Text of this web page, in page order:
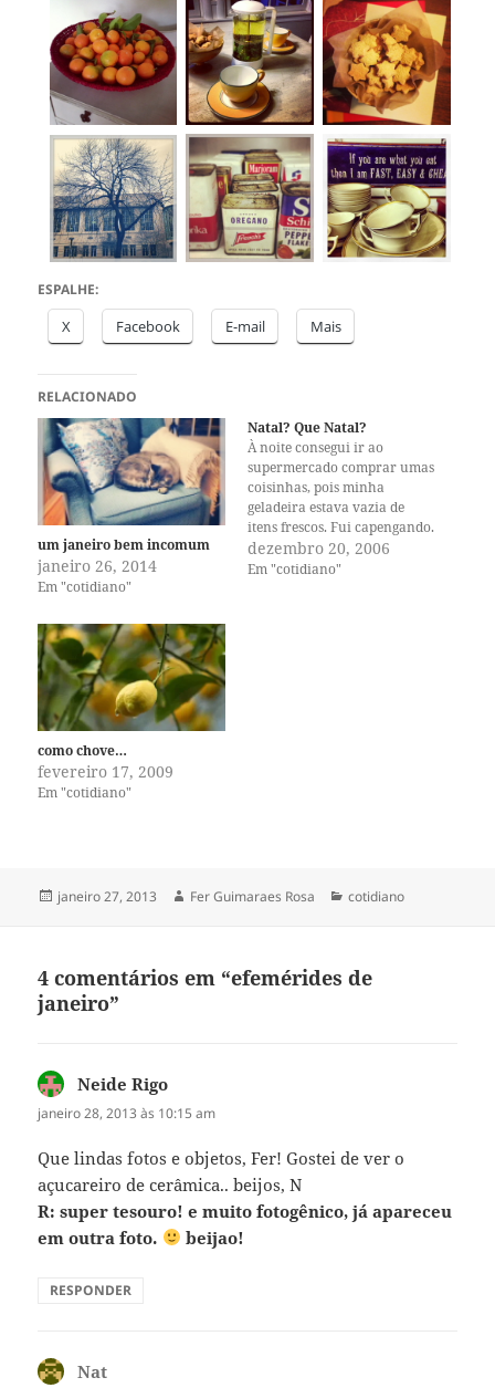
ESPALHE:
X Facebook E-mail Mais
RELACIONADO
um janeiro bem incomum
janeiro 26, 2014
Em "cotidiano"
Natal? Que Natal?
À noite consegui ir ao
supermercado comprar umas
coisinhas, pois minha
geladeira estava vazia de
itens frescos. Fui capengando.
Chega quatro da tarde meus
olhos começam a arder. Mas
dezembro 20, 2006
Em "cotidiano"
como chove…
fevereiro 17, 2009
Em "cotidiano"
Publicado
janeiro 27, 2013 Autor
Fer Guimaraes Rosa Categorias
cotidiano
4 comentários em “efemérides de
janeiro”
Neide Rigo
janeiro 28, 2013 às 10:15 am
Que lindas fotos e objetos, Fer! Gostei de ver o
açucareiro de cerâmica.. beijos, N
R: super tesouro! e muito fotogênico, já apareceu
em outra foto.
beijao!
RESPONDER
Nat